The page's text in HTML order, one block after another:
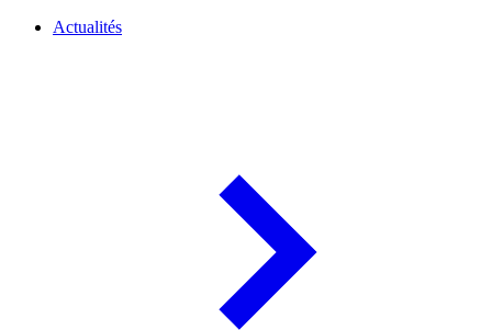
Actualités